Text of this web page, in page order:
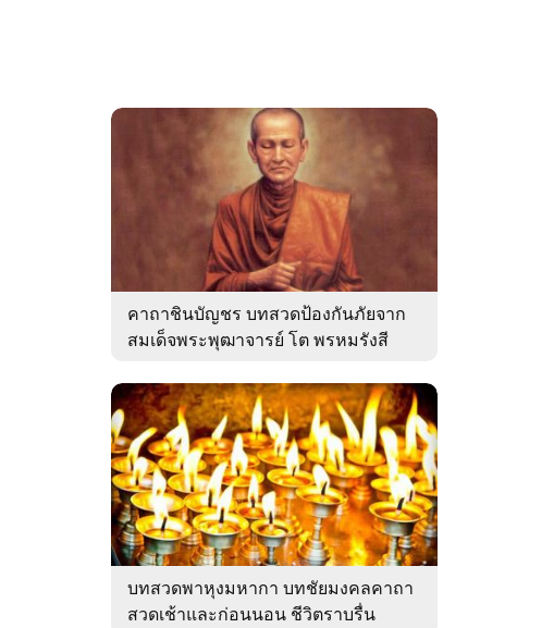
คาถาชินบัญชร บทสวดป้องกันภัยจาก
สมเด็จพระพุฒาจารย์ โต พรหมรังสี
บทสวดพาหุงมหากา บทชัยมงคลคาถา
สวดเช้าและก่อนนอน ชีวิตราบรื่น